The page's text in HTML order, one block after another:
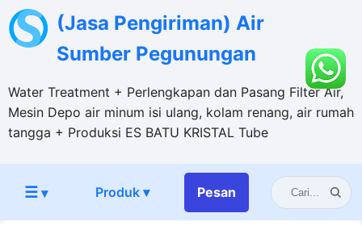
(Jasa Pengiriman) Air
Sumber Pegunungan
Water Treatment + Perlengkapan dan Pasang Filter Air,
Mesin Depo air minum isi ulang, kolam renang, air rumah
tangga + Produksi ES BATU KRISTAL Tube
☰▾ Produk ▾ Pesan